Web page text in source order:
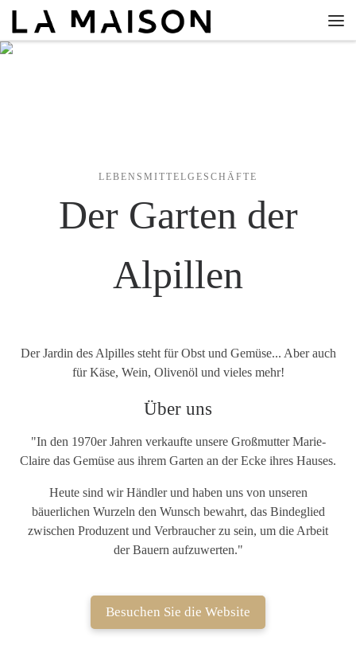
Zum Inhalt springen
LEBENSMITTELGESCHÄFTE
Der Garten der
Alpillen
Der Jardin des Alpilles steht für Obst und Gemüse... Aber auch
für Käse, Wein, Olivenöl und vieles mehr!
Über uns
"In den 1970er Jahren verkaufte unsere Großmutter Marie-
Claire das Gemüse aus ihrem Garten an der Ecke ihres Hauses.
Heute sind wir Händler und haben uns von unseren
bäuerlichen Wurzeln den Wunsch bewahrt, das Bindeglied
zwischen Produzent und Verbraucher zu sein, um die Arbeit
der Bauern aufzuwerten."
Besuchen Sie die Website